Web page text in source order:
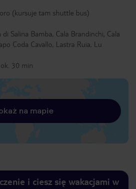
(kursuje tam shuttle bus)
di Salina Bamba, Cala Brandinchi, Cala
Coda Cavallo, Lastra Ruia, Lu
30 min
na mapie
i ciesz się wakacjami w